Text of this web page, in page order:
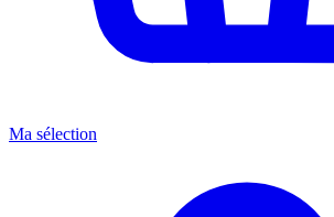
Ma sélection